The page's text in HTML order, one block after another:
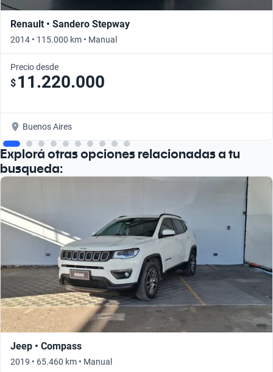
Renault • Sandero Stepway
2014 • 115.000 km • Manual
Precio desde
$ 11.220.000
Buenos Aires
Explorá otras opciones relacionadas a tu
busqueda:
Jeep • Compass
2019 • 65.460 km • Manual